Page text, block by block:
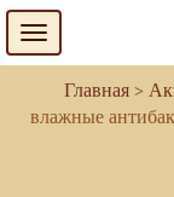
Toggle
navigation
влажные